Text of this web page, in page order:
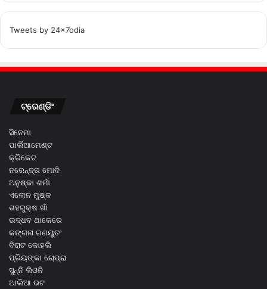
Tweets by 24x7odia
ଟ୍ରେଣ୍ଡିଂ
ସିନେମା
ପାର୍ଲିଆମେଣ୍ଟ
କ୍ରିକେଟ
ନରେନ୍ଦ୍ର ମୋଦି
ଅନୁଷ୍କା ଶର୍ମା
ଏଲୋନ ମୁଷ୍କ
ଶହରୁକ୍ଷ ଖାଁ
ଉଦ୍ଧବ ଥାକେରେ
କଙ୍ଗନା ରଣୟୁତଂ
ବିରାଟ କୋହଲି
ପ୍ରିୟଙ୍କା ଚୋପ୍ରା
ସୁନ୍ନି ଲିଓନି
ଆଲିଆ ଭଟ